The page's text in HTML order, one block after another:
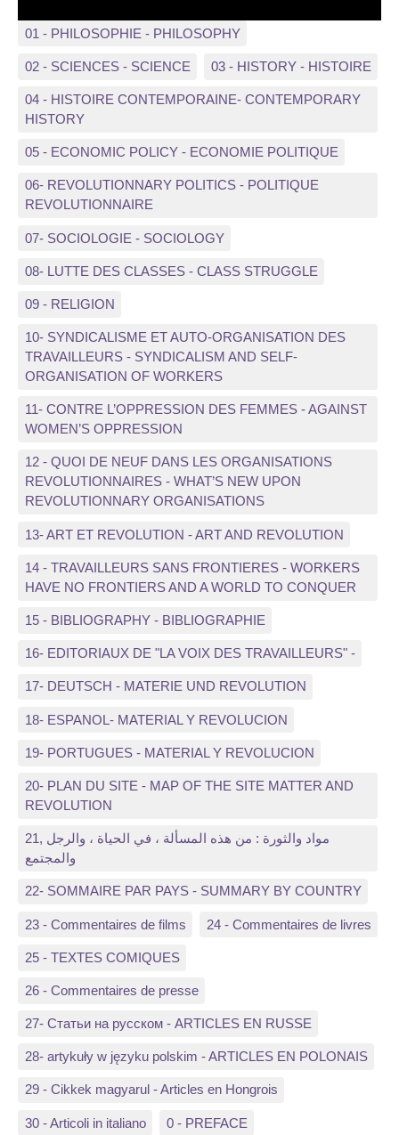
01 - PHILOSOPHIE - PHILOSOPHY
02 - SCIENCES - SCIENCE 03 - HISTORY - HISTOIRE
04 - HISTOIRE CONTEMPORAINE- CONTEMPORARY
HISTORY
05 - ECONOMIC POLICY - ECONOMIE POLITIQUE
06- REVOLUTIONNARY POLITICS - POLITIQUE
REVOLUTIONNAIRE
07- SOCIOLOGIE - SOCIOLOGY
08- LUTTE DES CLASSES - CLASS STRUGGLE
09 - RELIGION
10- SYNDICALISME ET AUTO-ORGANISATION DES
TRAVAILLEURS - SYNDICALISM AND SELF-
ORGANISATION OF WORKERS
11- CONTRE L’OPPRESSION DES FEMMES - AGAINST
WOMEN’S OPPRESSION
12 - QUOI DE NEUF DANS LES ORGANISATIONS
REVOLUTIONNAIRES - WHAT’S NEW UPON
REVOLUTIONNARY ORGANISATIONS
13- ART ET REVOLUTION - ART AND REVOLUTION
14 - TRAVAILLEURS SANS FRONTIERES - WORKERS
HAVE NO FRONTIERS AND A WORLD TO CONQUER
15 - BIBLIOGRAPHY - BIBLIOGRAPHIE
16- EDITORIAUX DE "LA VOIX DES TRAVAILLEURS" -
17- DEUTSCH - MATERIE UND REVOLUTION
18- ESPANOL- MATERIAL Y REVOLUCION
19- PORTUGUES - MATERIAL Y REVOLUCION
20- PLAN DU SITE - MAP OF THE SITE MATTER AND
REVOLUTION
21, مواد والثورة : من هذه المسألة ، في الحياة ، والرجل
والمجتمع
22- SOMMAIRE PAR PAYS - SUMMARY BY COUNTRY
23 - Commentaires de films 24 - Commentaires de livres
25 - TEXTES COMIQUES
26 - Commentaires de presse
27- Статьи на русском - ARTICLES EN RUSSE
28- artykuły w języku polskim - ARTICLES EN POLONAIS
29 - Cikkek magyarul - Articles en Hongrois
30 - Articoli in italiano 0 - PREFACE